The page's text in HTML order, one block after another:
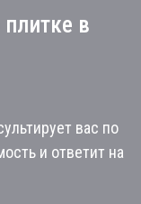
в
вас по
и ответит на